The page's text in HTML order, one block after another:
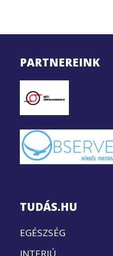
PARTNEREINK
TUDÁS.HU
EGÉSZSÉG
INTERJÚ